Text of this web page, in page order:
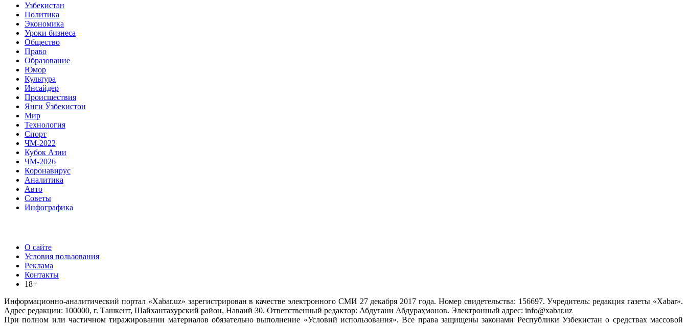
Узбекистан
Политика
Экономика
Уроки бизнеса
Общество
Право
Образование
Юмор
Культура
Инсайдер
Происшествия
Янги Ўзбекистон
Мир
Технология
Спорт
ЧМ-2022
Кубок Азии
ЧМ-2026
Коронавирус
Аналитика
Авто
Советы
Инфографика
О сайте
Условия пользования
Реклама
Контакты
18+
Информационно-аналитический портал «Xabar.uz» зарегистрирован в качестве электронного СМИ 27 декабря 2017 года. Номер свидетельства: 156697. Учредитель: редакция газеты «Xabar».
Адрес редакции: 100000, г. Ташкент, Шайхантахурский район, Наваий 30. Ответственный редактор: Абдуғани Абдураҳмонов. Электронный адрес: info@xabar.uz
При полном или частичном тиражировании материалов обязательно выполнение «Условий использования». Все права защищены законами Республики Узбекистан о средствах массовой